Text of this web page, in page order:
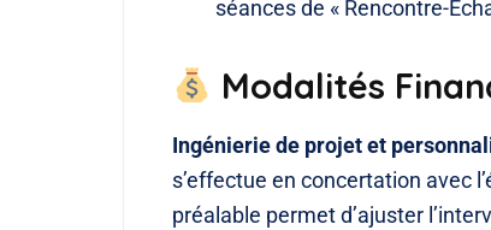
séances de « Rencontre-
Modalités
Ingénierie de projet et
s’effectue en concertation avec
préalable permet d’ajuster